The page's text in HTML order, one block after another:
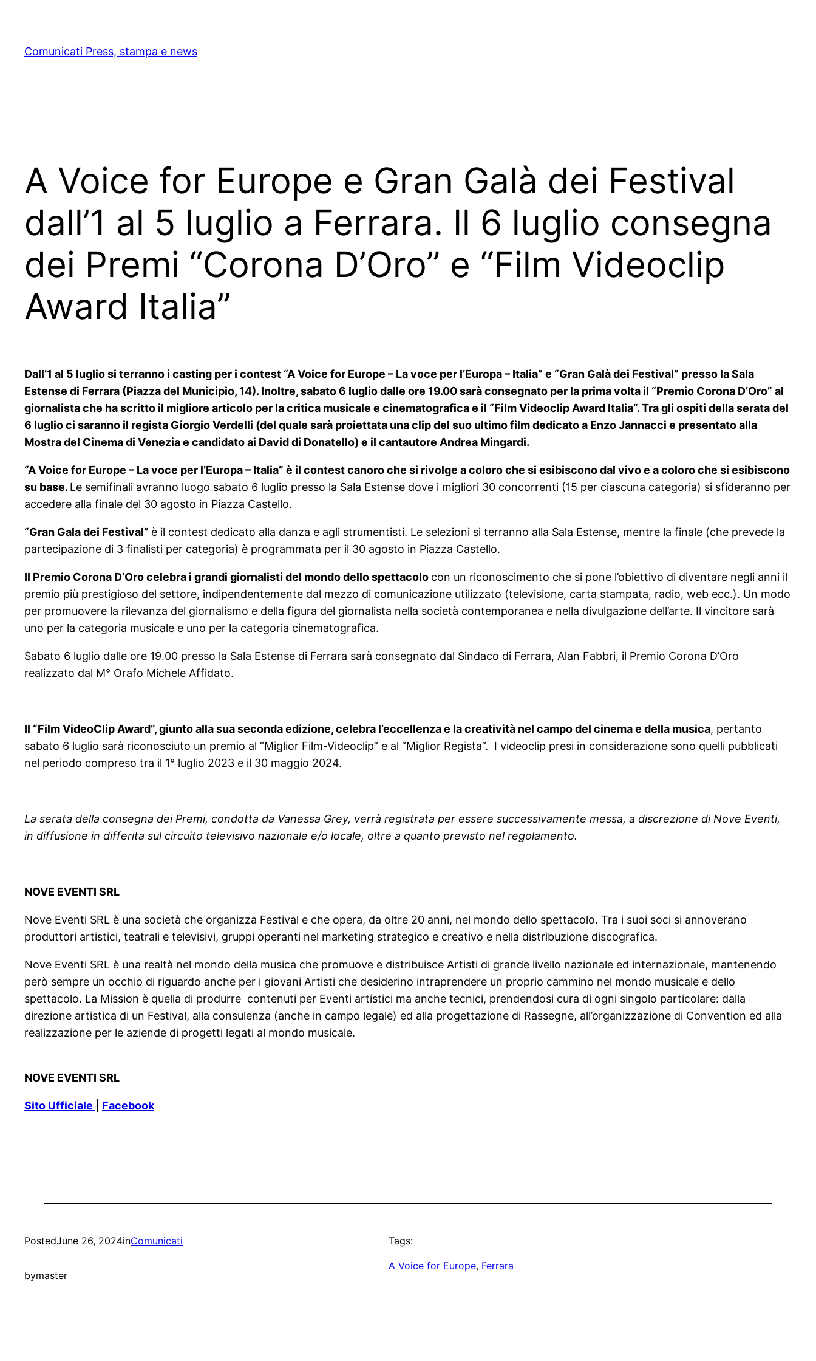
content
Comunicati Press, stampa e news
A Voice for Europe e Gran Galà dei Festival
dall’1 al 5 luglio a Ferrara. Il 6 luglio consegna
dei Premi “Corona D’Oro” e “Film Videoclip
Award Italia”
Dall’1 al 5 luglio si terranno i casting per i contest “A Voice for Europe – La voce per l’Europa – Italia” e “Gran Galà dei Festival” presso la Sala
Estense di Ferrara (Piazza del Municipio, 14). Inoltre, sabato 6 luglio dalle ore 19.00 sarà consegnato per la prima volta il “Premio Corona D’Oro” al
giornalista che ha scritto il migliore articolo per la critica musicale e cinematografica e il “Film Videoclip Award Italia”.Tra gli ospiti della serata del
6 luglio ci saranno il regista Giorgio Verdelli (del quale sarà proiettata una clip del suo ultimo film dedicato a Enzo Jannacci e presentato alla
Mostra del Cinema di Venezia e candidato ai David di Donatello) e il cantautore Andrea Mingardi.
“A Voice for Europe – La voce per l’Europa – Italia” è il contest canoro che si rivolge a coloro che si esibiscono dal vivo e a coloro che si esibiscono
su base. Le semifinali avranno luogo sabato 6 luglio presso la Sala Estense dove i migliori 30 concorrenti (15 per ciascuna categoria) si sfideranno per
accedere alla finale del 30 agosto in Piazza Castello.
“Gran Gala dei Festival” è il contest dedicato alla danza e agli strumentisti. Le selezioni si terranno alla Sala Estense, mentre la finale (che prevede la
partecipazione di 3 finalisti per categoria) è programmata per il 30 agosto in Piazza Castello.
Il Premio Corona D’Oro celebra i grandi giornalisti del mondo dello spettacolo con un riconoscimento che si pone l’obiettivo di diventare negli anni il
premio più prestigioso del settore, indipendentemente dal mezzo di comunicazione utilizzato (televisione, carta stampata, radio, web ecc.). Un modo
per promuovere la rilevanza del giornalismo e della figura del giornalista nella società contemporanea e nella divulgazione dell’arte. Il vincitore sarà
uno per la categoria musicale e uno per la categoria cinematografica.
Sabato 6 luglio dalle ore 19.00 presso la Sala Estense di Ferrara sarà consegnato dal Sindaco di Ferrara, Alan Fabbri, il Premio Corona D’Oro
realizzato dal M° Orafo Michele Affidato.
Il “Film VideoClip Award”, giunto alla sua seconda edizione, celebra l’eccellenza e la creatività nel campo del cinema e della musica, pertanto
sabato 6 luglio sarà riconosciuto un premio al “Miglior Film-Videoclip” e al “Miglior Regista”. I videoclip presi in considerazione sono quelli pubblicati
nel periodo compreso tra il 1° luglio 2023 e il 30 maggio 2024.
La serata della consegna dei Premi, condotta da Vanessa Grey, verrà registrata per essere successivamente messa, a discrezione di Nove Eventi,
in diffusione in differita sul circuito televisivo nazionale e/o locale, oltre a quanto previsto nel regolamento.
NOVE EVENTI SRL
Nove Eventi SRL è una società che organizza Festival e che opera, da oltre 20 anni, nel mondo dello spettacolo. Tra i suoi soci si annoverano
produttori artistici, teatrali e televisivi, gruppi operanti nel marketing strategico e creativo e nella distribuzione discografica.
Nove Eventi SRL è una realtà nel mondo della musica che promuove e distribuisce Artisti di grande livello nazionale ed internazionale, mantenendo
però sempre un occhio di riguardo anche per i giovani Artisti che desiderino intraprendere un proprio cammino nel mondo musicale e dello
spettacolo. La Mission è quella di produrre contenuti per Eventi artistici ma anche tecnici, prendendosi cura di ogni singolo particolare: dalla
direzione artistica di un Festival, alla consulenza (anche in campo legale) ed alla progettazione di Rassegne, all’organizzazione di Convention ed alla
realizzazione per le aziende di progetti legati al mondo musicale.
NOVE EVENTI SRL
Sito Ufficiale Facebook
PostedJune 26, 2024inComunicati
bymaster
Tags:
A Voice for Europe, Ferrara